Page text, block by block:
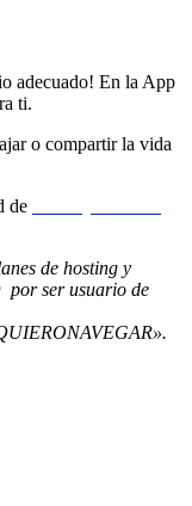
adecuado! En la App
ti.
o compartir la vida
de
de hosting y
por ser usuario de